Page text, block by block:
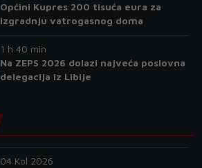
Općini Kupres 200 tisuća eura za
izgradnju vatrogasnog doma
1 h 40 min
Na ZEPS 2026 dolazi najveća poslovna
delegacija iz Libije
04 Kol 2026